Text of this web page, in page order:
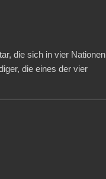
die sich in vier Nationen
die eines der vier